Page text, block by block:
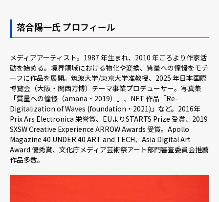
落合陽一氏 プロフィール
メディアアーティスト。1987 年生まれ、2010 年ごろより作家活
動を始める。境界領域における物化や変換、質量への憧憬をモチ
ーフに作品を展開。筑波大学/東京大学准教授、2025 年日本国際
博覧会（大阪・関西万博）テーマ事業プロデューサー。写真集
「質量への憧憬（amana・2019）」、NFT 作品「Re-
Digitalization of Waves (foundation・2021)」など。2016年
Prix Ars Electronica 栄誉賞、EUよりSTARTS Prize 受賞、2019
SXSW Creative Experience ARROW Awards 受賞。Apollo
Magazine 40 UNDER 40 ART and TECH、Asia Digital Art
Award 優秀賞、文化庁メディア芸術祭アート部門審査委員会推薦
作品多数。